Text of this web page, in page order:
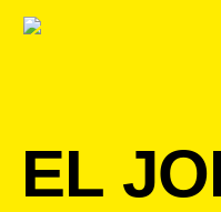
EL